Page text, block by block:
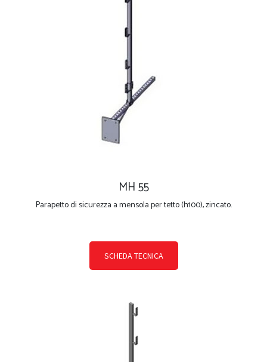
MH 55
Parapetto di sicurezza a mensola per tetto (h100), zincato.
SCHEDA TECNICA